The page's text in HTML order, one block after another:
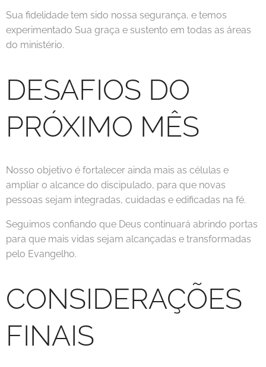
Sua fidelidade tem sido nossa segurança, e temos
experimentado Sua graça e sustento em todas as áreas
do ministério.
DESAFIOS DO
PRÓXIMO MÊS
Nosso objetivo é fortalecer ainda mais as células e
ampliar o alcance do discipulado, para que novas
pessoas sejam integradas, cuidadas e edificadas na fé.
Seguimos confiando que Deus continuará abrindo portas
para que mais vidas sejam alcançadas e transformadas
pelo Evangelho.
CONSIDERAÇÕES
FINAIS